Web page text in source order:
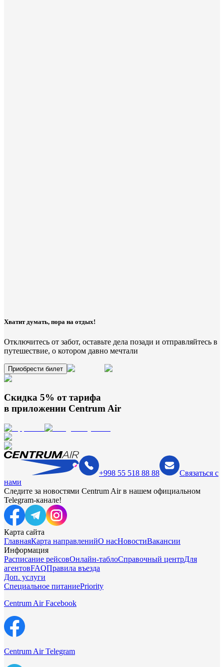
Хватит думать, пора на отдых!
Отключитесь от забот, оставьте дела позади и отправляйтесь в
путешествие, о котором давно мечтали
Приобрести билет
Скидка 5% от тарифа
в приложении Centrum Air
+998 55 518 88 88
Связаться с
нами
Следите за новостями Centrum Air в нашем официальном
Telegram-канале!
Карта сайта
ГлавнаяКарта направленийО насНовостиВакансии
Информация
Расписание рейсовОнлайн-таблоСправочный центрДля
агентовFAQПравила въезда
Доп. услуги
Специальное питаниеPriority
Centrum Air Facebook
Centrum Air Telegram